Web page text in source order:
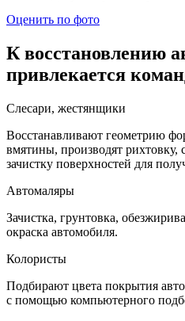
Оценить по фото
К восстановлению
привлекается
Слесари, жестянщики
Восстанавливают геометрию
вмятины, производят рихтовку,
зачистку поверхностей для
Автомаляры
Зачистка, грунтовка,
окраска автомобиля.
Колористы
Подбирают цвета покрытия
с помощью компьютерного